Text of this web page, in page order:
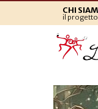
CHI
il progetto